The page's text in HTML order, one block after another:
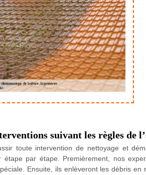
suivant les règles de
toute intervention de nettoyage et
étape par étape. Premièrement, nos
Ensuite, ils enlèveront les débris